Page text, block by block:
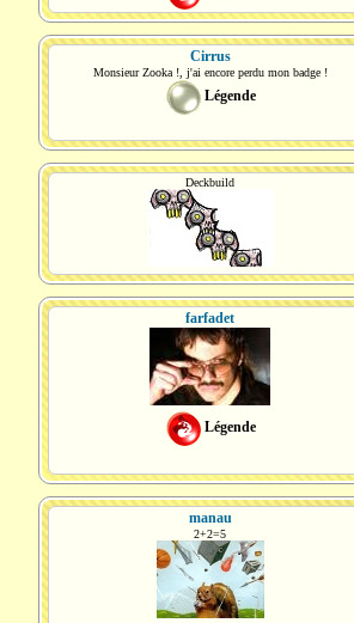
Cirrus
Monsieur Zooka !, j'ai encore perdu mon badge !
Légende
Deckbuild
farfadet
Légende
manau
2+2=5